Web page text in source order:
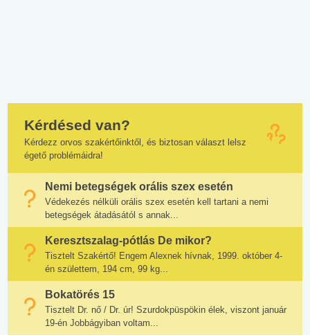
Kérdésed van?
Kérdezz orvos szakértőinktől, és biztosan választ lelsz
égető problémáidra!
Nemi betegségek orális szex esetén
Védekezés nélküli orális szex esetén kell tartani a nemi
betegségek átadásától s annak...
Keresztszalag-pótlás De mikor?
Tisztelt Szakértő! Engem Alexnek hívnak, 1999. október 4-
én születtem, 194 cm, 99 kg...
Bokatörés 15
Tisztelt Dr. nő / Dr. úr! Szurdokpüspökin élek, viszont január
19-én Jobbágyiban voltam...